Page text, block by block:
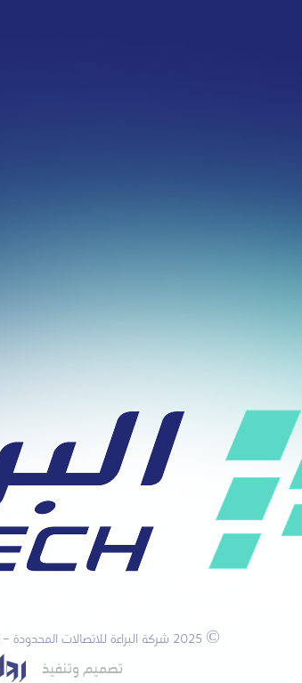
© 2025 شركة البراءة للاتصالات المحدودة – جميع الحقوق محفوظة.
تصميم وتنفيذ